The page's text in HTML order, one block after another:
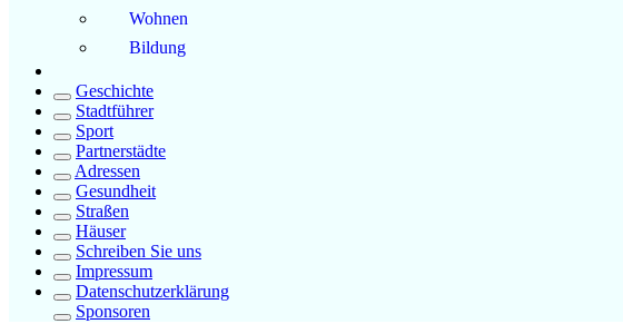
Wohnen
Bildung
Geschichte
Stadtführer
Sport
Partnerstädte
Adressen
Gesundheit
Straßen
Häuser
Schreiben Sie uns
Impressum
Datenschutzerklärung
Sponsoren